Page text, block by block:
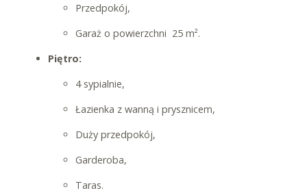
Przedpokój,
Garaż o powierzchni 25 m².
Piętro:
4 sypialnie,
Łazienka z wanną i prysznicem,
Duży przedpokój,
Garderoba,
Taras.